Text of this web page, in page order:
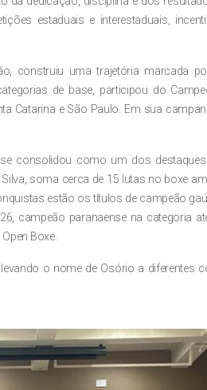
estaduais e interestaduais,
construiu uma trajetória marcada
de base, participou do
Catarina e São Paulo. Em sua
consolidou como um dos destaques
soma cerca de 15 lutas no boxe
estão os títulos de campeão
campeão paranaense na categoria
Boxe.
o nome de Osório a diferentes